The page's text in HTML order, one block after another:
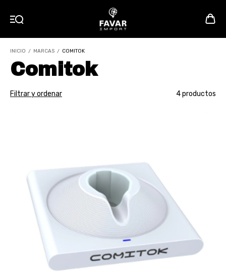
INICIO / MARCAS / COMITOK
Comitok
Filtrar y ordenar 4 productos